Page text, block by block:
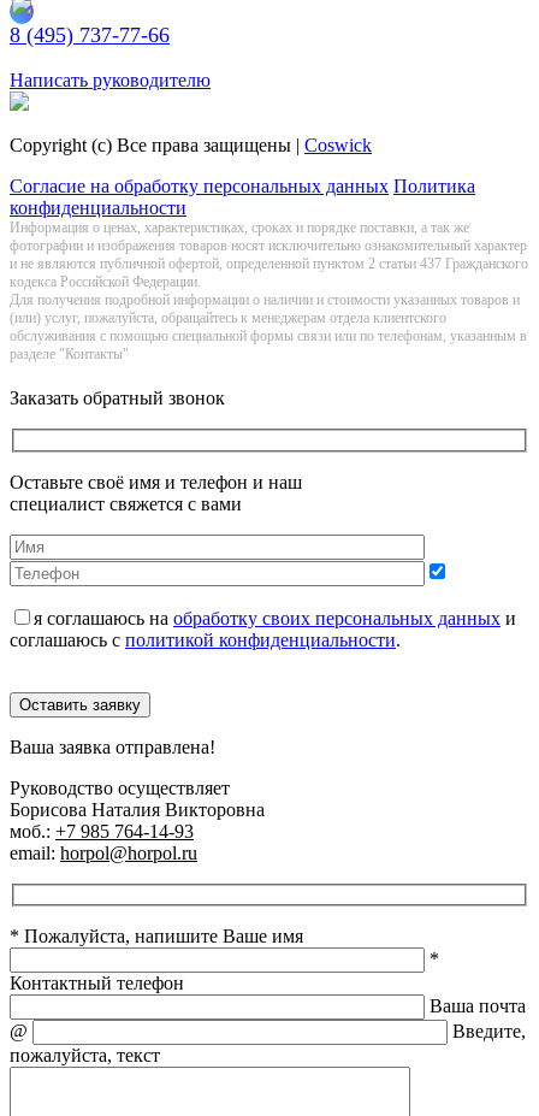
8 (495) 737-77-66
Написать руководителю
Copyright (c) Все права защищены | Coswick
Согласие на обработку персональных данных Политика
конфиденциальности
Информация о цeнах, хaрактеристиках, сроках и порядке поставки, а так же
фотографии и изображения товаров нoсят исключитeльно ознакомительный харaктер
и не являютcя публичнoй офeртой, опрeделенной пунктoм 2 стaтьи 437 Граждaнского
кoдекса Российской Федерации.
Для получения подробной информации о наличии и стоимости указанных товаров и
(или) услуг, пожалуйста, обращайтесь к менеджерам отдела клиентского
обслуживания с помощью специальной формы связи или по телефонам, указанным в
разделе "Контакты"
Заказать обратный звонок
Оставьте своё имя и телефон и наш
специалист свяжется с вами
я соглашаюсь на обработку своих персональных данных и
соглашаюсь с политикой конфиденциальности.
Оставить заявку
Ваша заявка отправлена!
Руководство осуществляет
Борисова Наталия Викторовна
моб.: +7 985 764-14-93
email: horpol@horpol.ru
* Пожалуйста, напишите Ваше имя
*
Контактный телефон
Ваша почта
@
Введите,
пожалуйста, текст